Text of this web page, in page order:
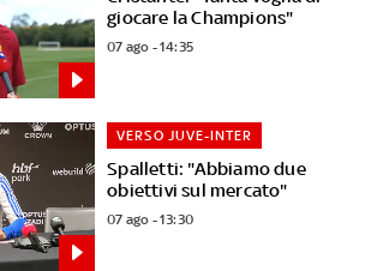
giocare la Champions"
07 ago - 14:35
Spalletti: "Abbiamo due
obiettivi sul mercato"
VERSO JUVE-INTER
07 ago - 13:30